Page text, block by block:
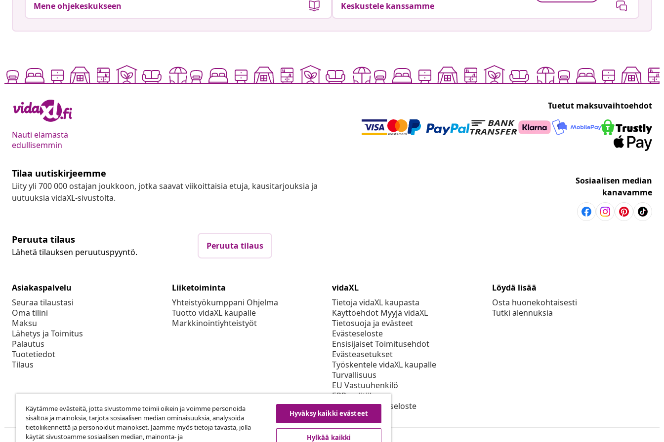
Mene ohjekeskukseen Keskustele kanssamme
Nauti elämästä
edullisemmin
Tuetut maksuvaihtoehdot
Tilaa uutiskirjeemme
Liity yli 700 000 ostajan joukkoon, jotka saavat viikoittaisia etuja, kausitarjouksia ja
uutuuksia vidaXL-sivustolta.
Sosiaalisen median
kanavamme
Peruuta tilaus
Lähetä tilauksen peruutuspyyntö.
Peruuta tilaus
Asiakaspalvelu
Seuraa tilaustasi
Oma tilini
Maksu
Lähetys ja Toimitus
Palautus
Tuotetiedot
Tilaus
Liiketoiminta
Yhteistyökumppani Ohjelma
Tuotto vidaXL kaupalle
Markkinointiyhteistyöt
vidaXL
Tietoja vidaXL kaupasta
Käyttöehdot Myyjä vidaXL
Tietosuoja ja evästeet
Evästeseloste
Ensisijaiset Toimitusehdot
Evästeasetukset
Työskentele vidaXL kaupalle
Turvallisuus
EU Vastuuhenkilö
EPR-politiikan
Saavutettavuusseloste
Löydä lisää
Osta huonekohtaisesti
Tutki alennuksia
Käytämme evästeitä, jotta sivustomme toimii oikein ja voimme personoida
sisältöä ja mainoksia, tarjota sosiaalisen median ominaisuuksia, analysoida
tietoliikennettä ja personoidut mainokset. Jaamme myös tietoja tavasta, jolla
käytät sivustoamme sosiaalisen median, mainonta- ja
Hyväksy kaikki evästeet
Hylkää kaikki